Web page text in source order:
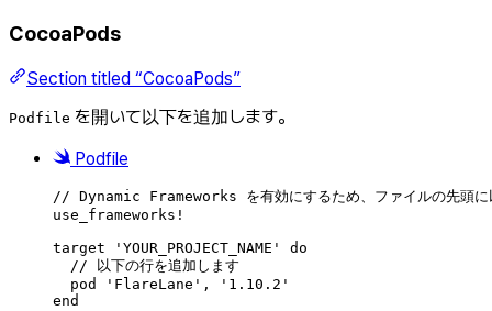
CocoaPods
Section titled “CocoaPods”
Podfile を開いて以下を追加します。
Podfile
// Dynamic Frameworks を有効にするため、ファイルの先頭に
use_frameworks !
target 'YOUR_PROJECT_NAME' do
// 以下の行を追加します
pod 'FlareLane', ' 1.10.2 '
end